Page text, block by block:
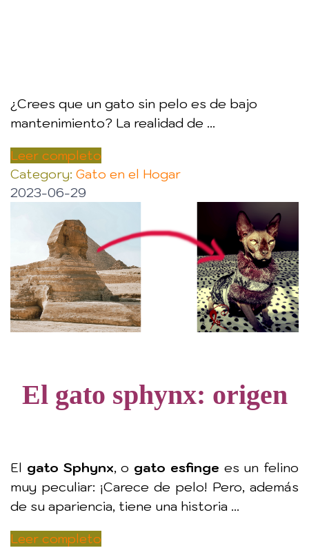
¿Crees que un gato sin pelo es de bajo
mantenimiento? La realidad de ...
Leer completo
Category: Gato en el Hogar
2023-06-29
El gato sphynx: origen
El gato Sphynx, o gato esfinge es un felino
muy peculiar: ¡Carece de pelo! Pero, además
de su apariencia, tiene una historia ...
Leer completo